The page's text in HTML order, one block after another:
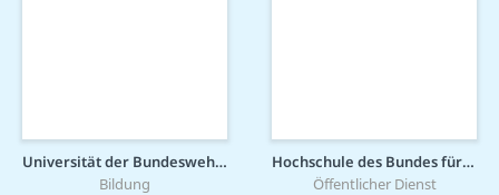
Universität der Bundeswehr München
Bildung
Hochschule des Bundes für öffentliche Verwaltung - Fachbereich Bundeswehrverwaltung
Öffentlicher Dienst